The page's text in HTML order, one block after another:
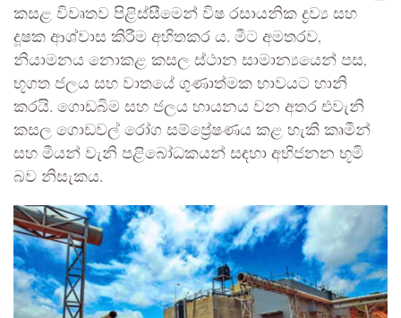
කසළ විවෘතව පිළිස්සීමෙන් විෂ රසායනික ද්‍රව්‍ය සහ
දූෂක ආශ්වාස කිරීම අහිතකර ය. මීට අමතරව,
නියාමනය නොකළ කසල ස්ථාන සාමාන්‍යයෙන් පස,
භූගත ජලය සහ වාතයේ ගුණාත්මක භාවයට හානි
කරයි. ගොඩබිම සහ ජලය හායනය වන අතර එවැනි
කසල ගොඩවල් රෝග සම්ප්‍රේෂණය කළ හැකි කෘමීන්
සහ මීයන් වැනි පළිබෝධකයන් සඳහා අභිජනන භූමි
බව නිසැකය.